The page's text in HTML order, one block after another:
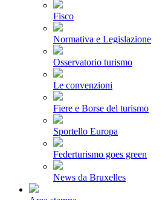
Fisco
Normativa e Legislazione
Osservatorio turismo
Le convenzioni
Fiere e Borse del turismo
Sportello Europa
Federturismo goes green
News da Bruxelles